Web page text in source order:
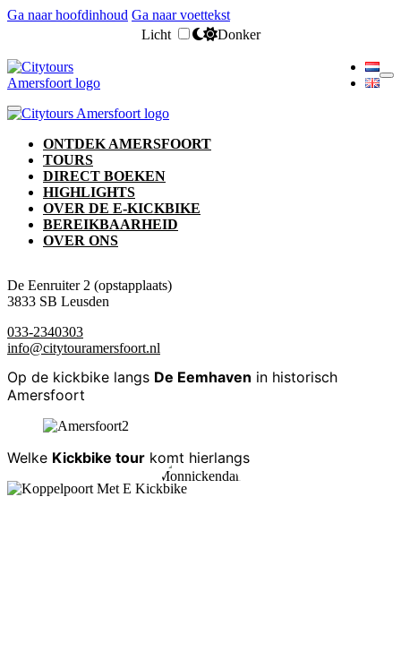
Ga naar hoofdinhoud Ga naar voettekst
Licht
Donker
ONTDEK AMERSFOORT
TOURS
DIRECT BOEKEN
HIGHLIGHTS
OVER DE E-KICKBIKE
BEREIKBAARHEID
OVER ONS
De Eenruiter 2 (opstapplaats)
3833 SB Leusden
033-2340303
info@citytouramersfoort.nl
Op de kickbike langs De Eemhaven in historisch
Amersfoort
Welke Kickbike tour komt hierlangs